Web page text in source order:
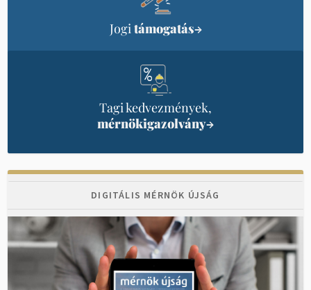
Jogitámogatás→
Tagi kedvezmények,
mérnökigazolvány→
DIGITÁLIS MÉRNÖK ÚJSÁG